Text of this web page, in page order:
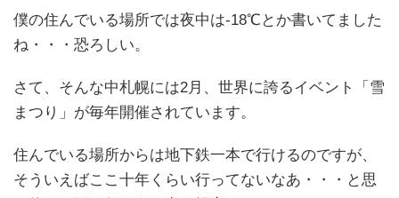
僕の住んでいる場所では夜中は-18℃とか書いてました
ね・・・恐ろしい。
さて、そんな中札幌には2月、世界に誇るイベント「雪
まつり」が毎年開催されています。
住んでいる場所からは地下鉄一本で行けるのですが、
そういえばここ十年くらい行ってないなあ・・・と思